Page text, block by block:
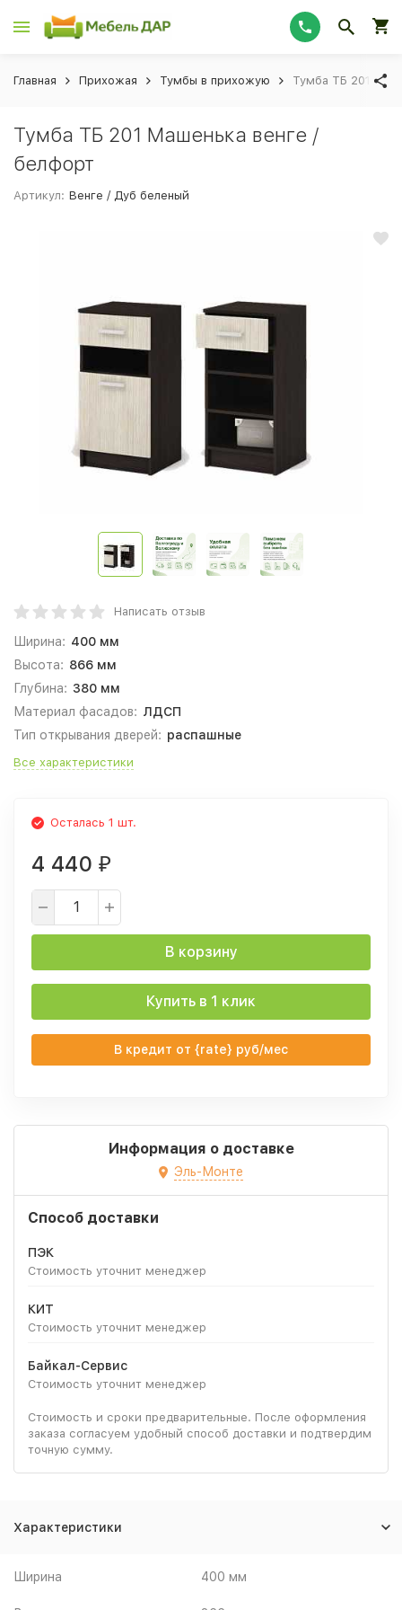
Главная Прихожая Тумбы в прихожую Тумба ТБ 201
Тумба ТБ 201 Машенька венге /
белфорт
Артикул: Венге / Дуб беленый
Написать отзыв
Ширина: 400 мм
Высота: 866 мм
Глубина: 380 мм
Материал фасадов: ЛДСП
Тип открывания дверей: распашные
Все характеристики
Осталась 1 шт.
4 440 ₽
В корзину
Купить в 1 клик
В кредит от {rate} руб/мес
Информация о доставке
Эль-Монте
Способ доставки
ПЭК
Стоимость уточнит менеджер
КИТ
Стоимость уточнит менеджер
Байкал-Сервис
Стоимость уточнит менеджер
Стоимость и сроки предварительные. После оформления
заказа согласуем удобный способ доставки и подтвердим
точную сумму.
Характеристики
Ширина 400 мм